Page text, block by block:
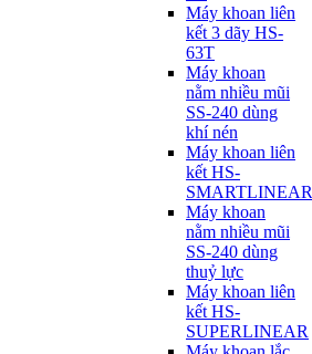
Máy khoan liên
kết 3 dãy HS-
63T
Máy khoan
nằm nhiều mũi
SS-240 dùng
khí nén
Máy khoan liên
kết HS-
SMARTLINEAR
Máy khoan
nằm nhiều mũi
SS-240 dùng
thuỷ lực
Máy khoan liên
kết HS-
SUPERLINEAR